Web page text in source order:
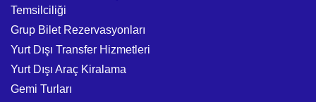
Temsilciliği
Grup Bilet Rezervasyonları
Yurt Dışı Transfer Hizmetleri
Yurt Dışı Araç Kiralama
Gemi Turları